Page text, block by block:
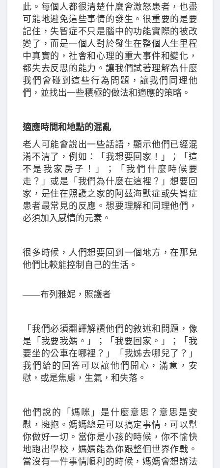
此。每個人都很清楚什麼會激怒患者，也盡
可能地避免這些事情的發生。很重要的是要
記住，失智症不只是腦中的功能實際的被改
變了，而是一個人對於發生在整個人生里程
中真實的，社會和心理的重大事件和變化，
都失去反思的能力。讓我們試著理解為什麼
我們會碰到這些行為問題，讓我們同理他
們，並找出一些積極的做法和適應的策略。
適應時間和地點的混亂
老人可能會說出一些話語，顯示他們已經混
淆不清了，例如：「我想要回家！」；「這
不是我家房子！」；「我們什麼時候要
走？」或是「我們為什麼在這裡？」想要回
家，是住在照護之家的阿茲海默症或失智症
患者最常見的反應。想要理解和同理他們，
必須加入感情的元素。
很多時候，人們想要回到一個地方，在那兒
他們比較能控制自己的生活。
——布列雅妮，照護者
「我們必須翻譯解讀他們的敘述和問題，像
是「我要我媽。」；「我要回家。」；「我
要坐的公車在哪裡？」「我姊去哪兒了？」
我們給的回答可以讓他們開心，滿意，安
慰，或是焦慮，生氣，和失落。
他們說的「媽咪」是什麼意思？意思是安
慰，擁抱。媽媽總是可以搞定事情，可以幫
你做好一切。當你是小孩的時候，你不愉快
地跑出學校，媽媽能為你跟整個世界作戰。
當沒有一件事情順利的時候，媽媽會想辦法